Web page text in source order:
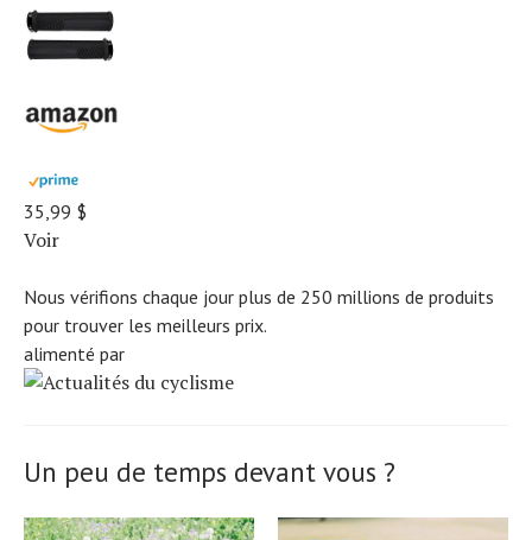
35,99 $
Voir
Nous vérifions chaque jour plus de 250 millions de produits
pour trouver les meilleurs prix.
alimenté par
Un peu de temps devant vous ?